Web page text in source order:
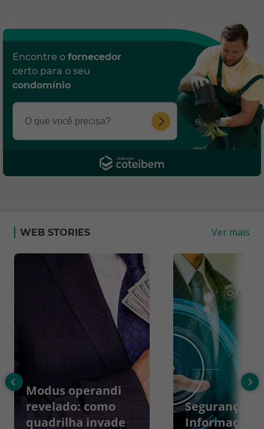
Encontre o fornecedor
certo para o seu
condomínio
WEB STORIES Ver mais
Modus operandi
revelado: como
quadrilha invade
Segurança da
Informação:
‹ ›